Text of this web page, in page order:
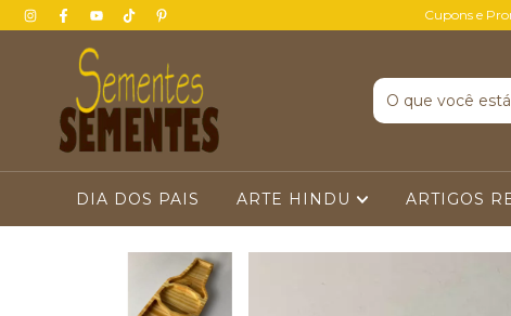
Cupons e
DIA DOS PAIS ARTE HINDU ARTIGOS